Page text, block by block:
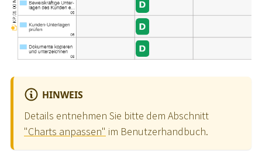
HINWEIS
Details entnehmen Sie bitte dem Abschnitt
"Charts anpassen" im Benutzerhandbuch.